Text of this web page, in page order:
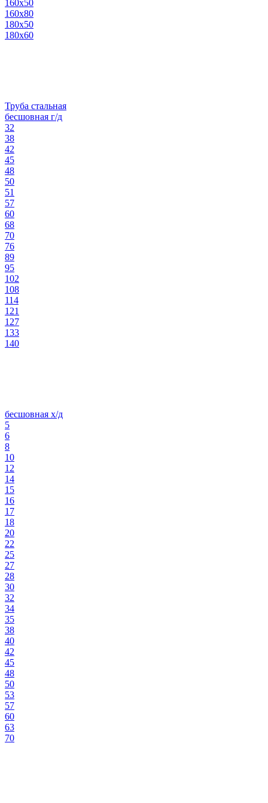
160х50
160х80
180х50
180х60
Труба стальная
бесшовная г/д
32
38
42
45
48
50
51
57
60
68
70
76
89
95
102
108
114
121
127
133
140
бесшовная х/д
5
6
8
10
12
14
15
16
17
18
20
22
25
27
28
30
32
34
35
38
40
42
45
48
50
53
57
60
63
70